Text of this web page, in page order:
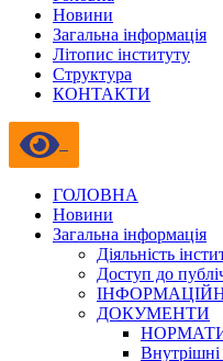
Новини
Загальна інформація
Літопис інституту
Структура
КОНТАКТИ
ГОЛОВНА
Новини
Загальна інформація
Діяльність
Доступ до
ДОКУМЕНТИ